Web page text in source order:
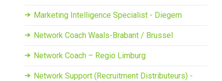
Marketing Intelligence Specialist - Diegem
Network Coach Waals-Brabant / Brussel
Network Coach – Regio Limburg
Network Support (Recruitment Distributeurs) -